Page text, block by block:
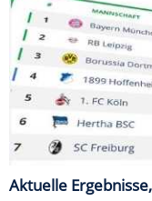
Aktuelle